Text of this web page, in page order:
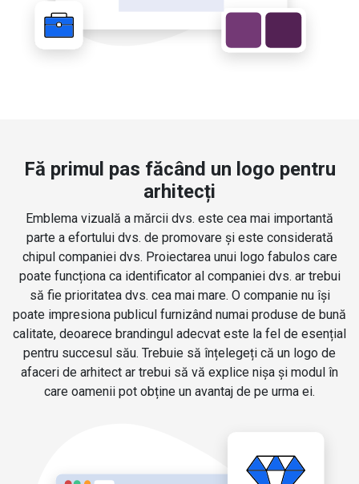
Fă primul pas făcând un logo pentru
arhitecți
Emblema vizuală a mărcii dvs. este cea mai importantă
parte a efortului dvs. de promovare și este considerată
chipul companiei dvs. Proiectarea unui logo fabulos care
poate funcționa ca identificator al companiei dvs. ar trebui
să fie prioritatea dvs. cea mai mare. O companie nu își
poate impresiona publicul furnizând numai produse de bună
calitate, deoarece brandingul adecvat este la fel de esențial
pentru succesul său. Trebuie să înțelegeți că un logo de
afaceri de arhitect ar trebui să vă explice nișa și modul în
care oamenii pot obține un avantaj de pe urma ei.